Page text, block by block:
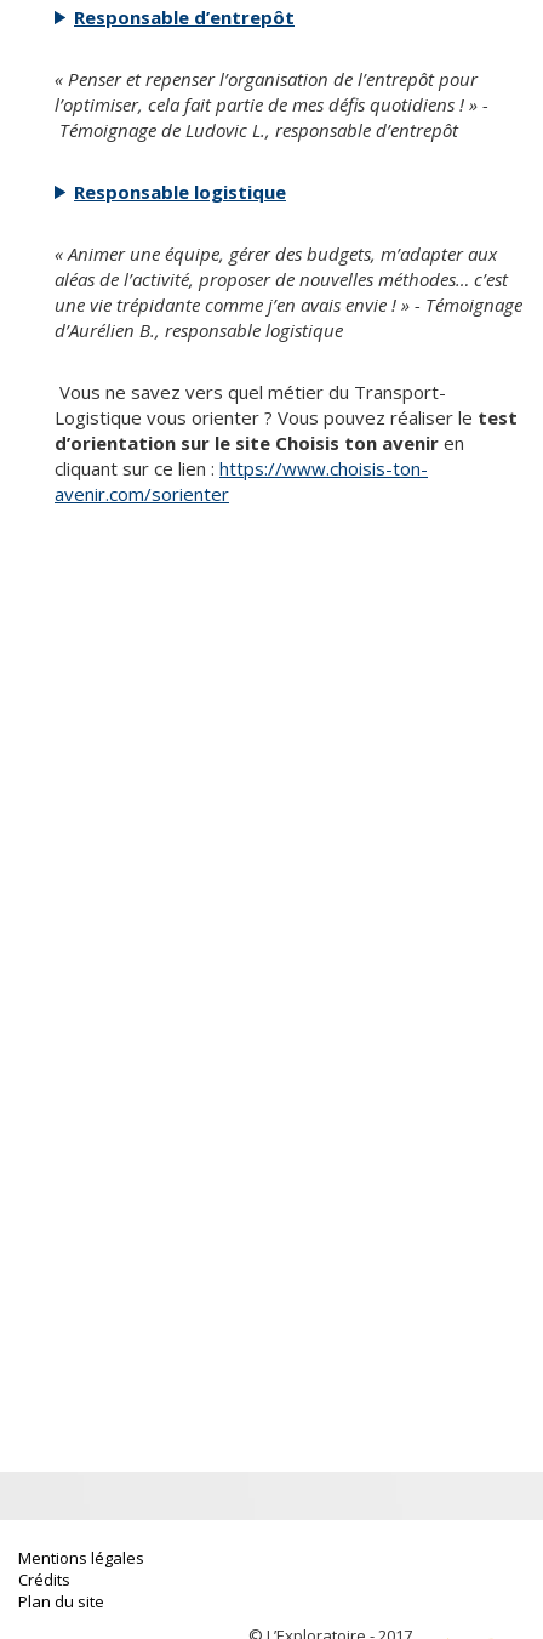
Responsable d’entrepôt
« Penser et repenser l’organisation de l’entrepôt pour
l’optimiser, cela fait partie de mes défis quotidiens ! » -
Témoignage de Ludovic L., responsable d’entrepôt
Responsable logistique
« Animer une équipe, gérer des budgets, m’adapter aux
aléas de l’activité, proposer de nouvelles méthodes… c’est
une vie trépidante comme j’en avais envie ! » - Témoignage
d’Aurélien B., responsable logistique
Vous ne savez vers quel métier du Transport-
Logistique vous orienter ? Vous pouvez réaliser le test
d’orientation sur le site Choisis ton avenir en
cliquant sur ce lien : https://www.choisis-ton-
avenir.com/sorienter
Mentions légales
Crédits
Plan du site